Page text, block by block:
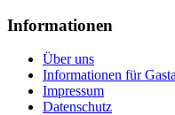
Informationen
Über uns
Informationen für
Impressum
Datenschutz